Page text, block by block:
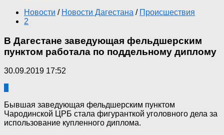
Новости / Новости Дагестана / Происшествия
2
В Дагестане заведующая фельдшерским
пунктом работала по поддельному диплому
30.09.2019 17:52
Бывшая заведующая фельдшерским пунктом
Чародинской ЦРБ стала фигуранткой уголовного дела за
использование купленного диплома.